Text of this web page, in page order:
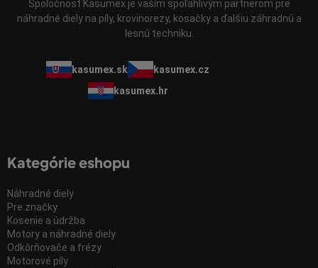
Spoločnosť Kasumex je vaším spoľahlivým partnerom pre
náhradné diely na píly, krovinorezy, kosačky a ďalšiu záhradnú a
lesnú techniku.
kasumex.sk
kasumex.cz
kasumex.hr
Kategórie eshopu
Náhradné diely
Pre značky
Kosenie a údržba
Motory a náhradné diely
Odkôrňovače a frézy
Motorové píly